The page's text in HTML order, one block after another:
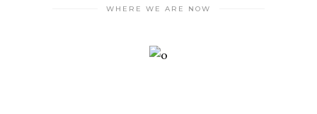
WHERE WE ARE NOW